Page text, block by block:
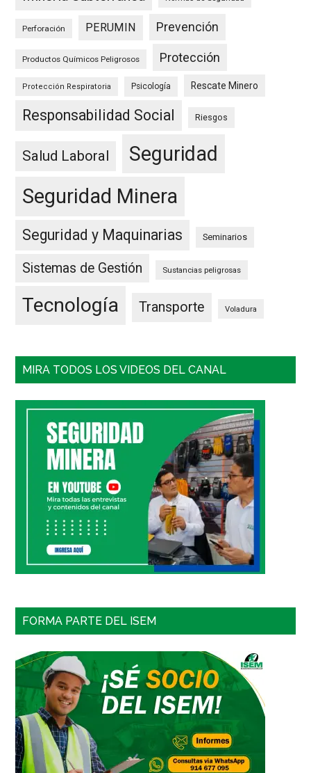
Perforación PERUMIN Prevención
Productos Químicos Peligrosos Protección
Protección Respiratoria Psicología Rescate Minero
Responsabilidad Social Riesgos
Salud Laboral
Seguridad
Seguridad Minera
Seguridad y Maquinarias Seminarios
Sistemas de Gestión Sustancias peligrosas
Tecnología Transporte Voladura
MIRA TODOS LOS VIDEOS DEL CANAL
FORMA PARTE DEL ISEM